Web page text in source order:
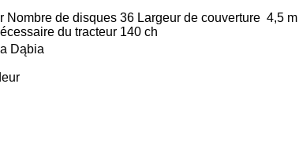
Nombre de disques 36 Largeur de couverture 4,5 m
du tracteur 140 ch
Dąbia